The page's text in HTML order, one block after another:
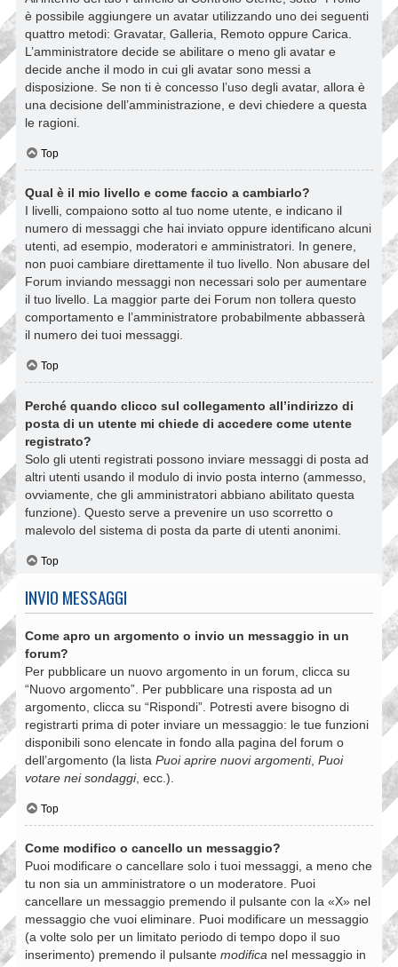
è possibile aggiungere un avatar utilizzando uno dei seguenti
quattro metodi: Gravatar, Galleria, Remoto oppure Carica.
L’amministratore decide se abilitare o meno gli avatar e
decide anche il modo in cui gli avatar sono messi a
disposizione. Se non ti è concesso l’uso degli avatar, allora è
una decisione dell’amministrazione, e devi chiedere a questa
le ragioni.
Top
Qual è il mio livello e come faccio a cambiarlo?
I livelli, compaiono sotto al tuo nome utente, e indicano il
numero di messaggi che hai inviato oppure identificano alcuni
utenti, ad esempio, moderatori e amministratori. In genere,
non puoi cambiare direttamente il tuo livello. Non abusare del
Forum inviando messaggi non necessari solo per aumentare
il tuo livello. La maggior parte dei Forum non tollera questo
comportamento e l’amministratore probabilmente abbasserà
il numero dei tuoi messaggi.
Top
Perché quando clicco sul collegamento all’indirizzo di
posta di un utente mi chiede di accedere come utente
registrato?
Solo gli utenti registrati possono inviare messaggi di posta ad
altri utenti usando il modulo di invio posta interno (ammesso,
ovviamente, che gli amministratori abbiano abilitato questa
funzione). Questo serve a prevenire un uso scorretto o
malevolo del sistema di posta da parte di utenti anonimi.
Top
INVIO MESSAGGI
Come apro un argomento o invio un messaggio in un
forum?
Per pubblicare un nuovo argomento in un forum, clicca su
“Nuovo argomento”. Per pubblicare una risposta ad un
argomento, clicca su “Rispondi”. Potresti avere bisogno di
registrarti prima di poter inviare un messaggio: le tue funzioni
disponibili sono elencate in fondo alla pagina del forum o
dell’argomento (la lista Puoi aprire nuovi argomenti, Puoi
votare nei sondaggi, ecc.).
Top
Come modifico o cancello un messaggio?
Puoi modificare o cancellare solo i tuoi messaggi, a meno che
tu non sia un amministratore o un moderatore. Puoi
cancellare un messaggio premendo il pulsante con la «X» nel
messaggio che vuoi eliminare. Puoi modificare un messaggio
(a volte solo per un limitato periodo di tempo dopo il suo
inserimento) premendo il pulsante modifica nel messaggio in